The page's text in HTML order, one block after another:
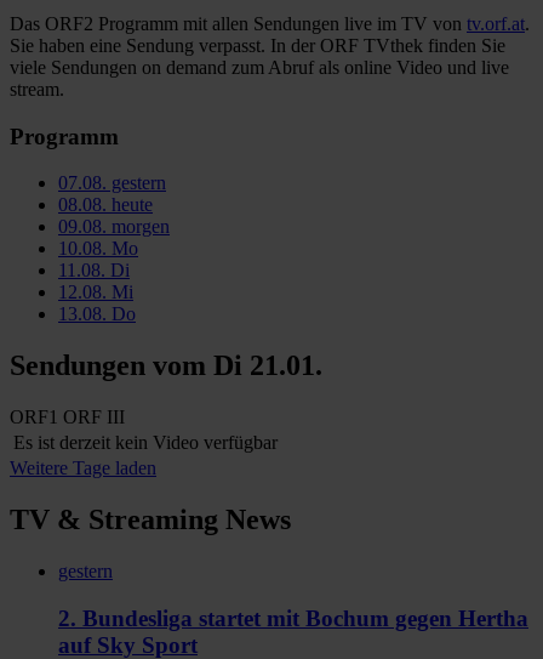
Das ORF2 Programm mit allen Sendungen live im TV von tv.orf.at.
Sie haben eine Sendung verpasst. In der ORF TVthek finden Sie
viele Sendungen on demand zum Abruf als online Video und live
stream.
Programm
07.08. gestern
08.08. heute
09.08. morgen
10.08. Mo
11.08. Di
12.08. Mi
13.08. Do
Sendungen vom Di 21.01.
ORF1 ORF III
Es ist derzeit kein Video verfügbar
Weitere Tage laden
TV & Streaming News
gestern
2. Bundesliga startet mit Bochum gegen Hertha
auf Sky Sport